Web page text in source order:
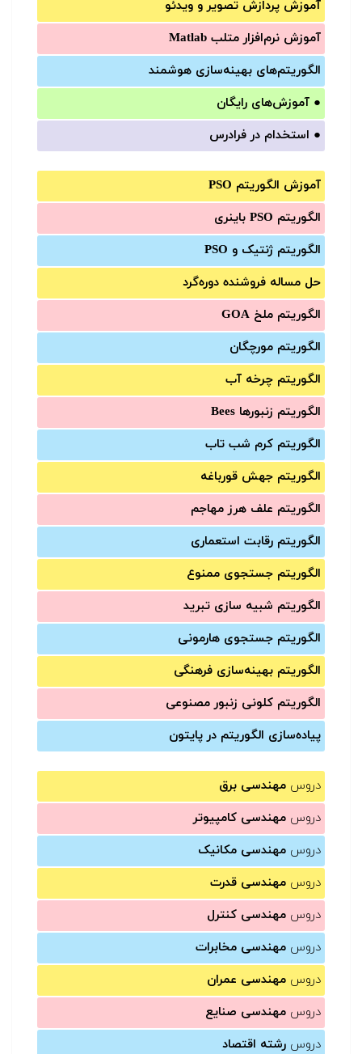
آموزش‌ پردازش تصویر و ویدئو
آموزش‌ نرم‌افزار متلب Matlab
الگوریتم‌های بهینه‌سازی هوشمند
● آموزش‌های رایگان
● استخدام در فرادرس
آموزش الگوریتم PSO
الگوریتم PSO باینری
الگوریتم ژنتیک و PSO
حل مساله فروشنده دوره‌گرد
الگوریتم ملخ GOA
الگوریتم مورچگان
الگوریتم چرخه آب
الگوریتم زنبورها Bees
الگوریتم کرم شب تاب
الگوریتم جهش قورباغه
الگوریتم علف هرز مهاجم
الگوریتم رقابت استعماری
الگوریتم جستجوی ممنوع
الگوریتم شبیه سازی تبرید
الگوریتم جستجوی هارمونی
الگوریتم بهینه‌سازی فرهنگی
الگوریتم کلونی زنبور مصنوعی
پیاده‌سازی الگوریتم در پایتون
دروس مهندسی برق
دروس مهندسی کامپیوتر
دروس مهندسی مکانیک
دروس مهندسی قدرت
دروس مهندسی کنترل
دروس مهندسی مخابرات
دروس مهندسی عمران
دروس مهندسی صنایع
دروس رشته اقتصاد